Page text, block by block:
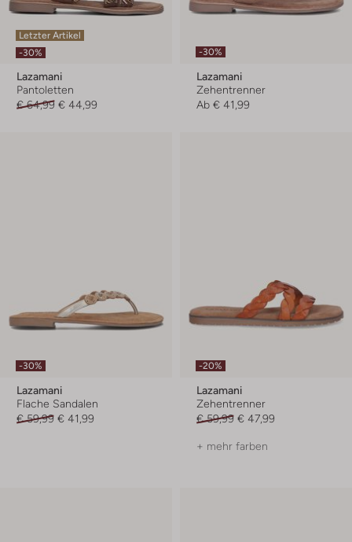
Letzter Artikel
-30%
Lazamani
Pantoletten
€ 64,99 € 44,99
-30%
Lazamani
Zehentrenner
Ab € 41,99
-30%
Lazamani
Flache Sandalen
€ 59,99 € 41,99
-20%
Lazamani
Zehentrenner
€ 59,99 € 47,99
+ mehr farben